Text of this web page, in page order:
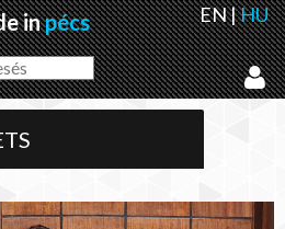
inpécs EN|HU